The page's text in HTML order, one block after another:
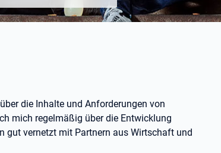
die Inhalte und Anforderungen von
mich regelmäßig über die Entwicklung
gut vernetzt mit Partnern aus Wirtschaft und